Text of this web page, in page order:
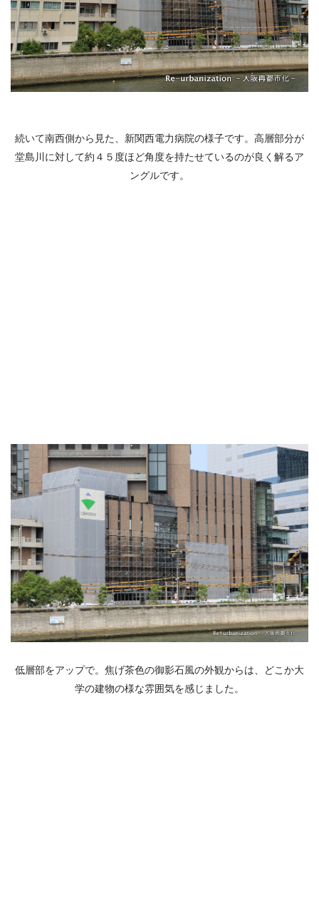
続いて南西側から見た、新関西電力病院の様子です。高層部分が
堂島川に対して約４５度ほど角度を持たせているのが良く解るア
ングルです。
低層部をアップで。焦げ茶色の御影石風の外観からは、どこか大
学の建物の様な雰囲気を感じました。